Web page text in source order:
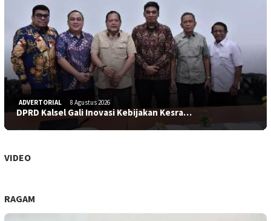
ADVERTORIAL 8 Agustus 2026
DPRD Kalsel Gali Inovasi Kebijakan Kesra…
VIDEO
RAGAM